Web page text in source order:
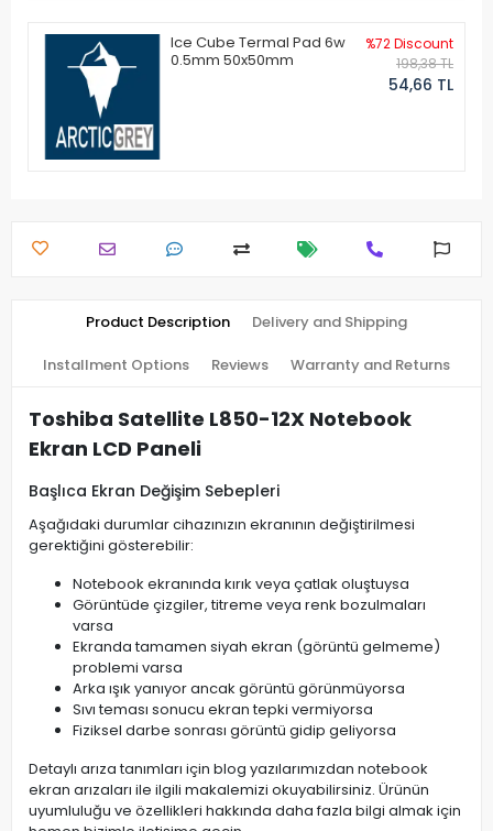
Ice Cube Termal Pad 6w
0.5mm 50x50mm
%72 Discount
198,38 TL
54,66 TL
Product Description Delivery and Shipping
Installment Options Reviews Warranty and Returns
Toshiba Satellite L850-12X Notebook
Ekran LCD Paneli
Başlıca Ekran Değişim Sebepleri
Aşağıdaki durumlar cihazınızın ekranının değiştirilmesi
gerektiğini gösterebilir:
Notebook ekranında kırık veya çatlak oluştuysa
Görüntüde çizgiler, titreme veya renk bozulmaları
varsa
Ekranda tamamen siyah ekran (görüntü gelmeme)
problemi varsa
Arka ışık yanıyor ancak görüntü görünmüyorsa
Sıvı teması sonucu ekran tepki vermiyorsa
Fiziksel darbe sonrası görüntü gidip geliyorsa
Detaylı arıza tanımları için blog yazılarımızdan notebook
ekran arızaları ile ilgili makalemizi okuyabilirsiniz. Ürünün
uyumluluğu ve özellikleri hakkında daha fazla bilgi almak için